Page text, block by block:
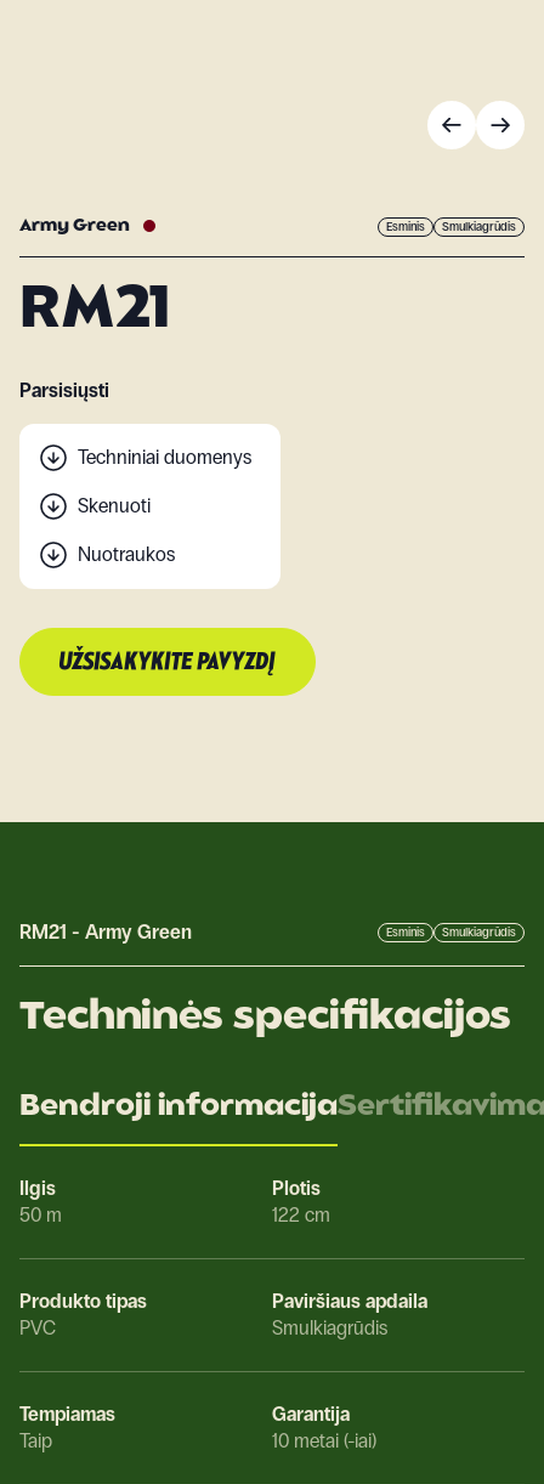
Army Green Esminis Smulkiagrūdis
RM21
Parsisiųsti
Techniniai duomenys
Skenuoti
Nuotraukos
UŽSISAKYKITE PAVYZDĮ
RM21 - Army Green Esminis Smulkiagrūdis
Techninės specifikacijos
Bendroji informacija
Ilgis
50 m
Plotis
122 cm
Produkto tipas
PVC
Paviršiaus apdaila
Smulkiagrūdis
Tempiamas
Taip
Garantija
10 metai (-iai)